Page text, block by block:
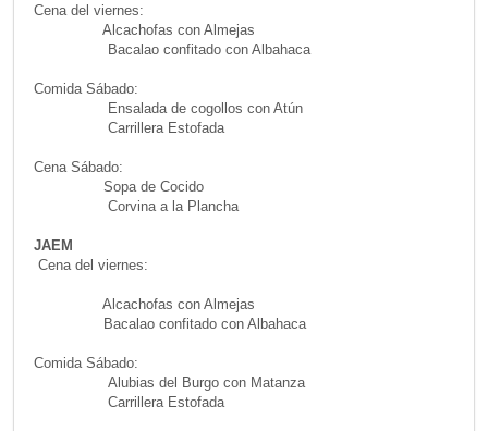
Cena del viernes:
Alcachofas con Almejas
Bacalao confitado con Albahaca
Comida Sábado:
Ensalada de cogollos con Atún
Carrillera Estofada
Cena Sábado:
Sopa de Cocido
Corvina a la Plancha
JAEM
Cena del viernes:
Alcachofas con Almejas
Bacalao confitado con Albahaca
Comida Sábado:
Alubias del Burgo con Matanza
Carrillera Estofada